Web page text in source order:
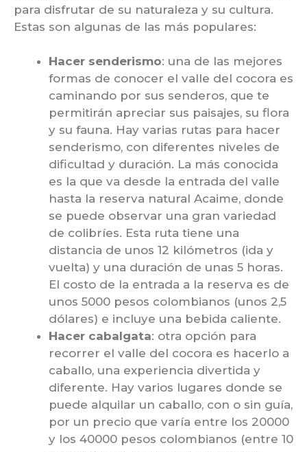
para disfrutar de su naturaleza y su cultura.
Estas son algunas de las más populares:
Hacer senderismo: una de las mejores
formas de conocer el valle del cocora es
caminando por sus senderos, que te
permitirán apreciar sus paisajes, su flora
y su fauna. Hay varias rutas para hacer
senderismo, con diferentes niveles de
dificultad y duración. La más conocida
es la que va desde la entrada del valle
hasta la reserva natural Acaime, donde
se puede observar una gran variedad
de colibríes. Esta ruta tiene una
distancia de unos 12 kilómetros (ida y
vuelta) y una duración de unas 5 horas.
El costo de la entrada a la reserva es de
unos 5000 pesos colombianos (unos 2,5
dólares) e incluye una bebida caliente.
Hacer cabalgata: otra opción para
recorrer el valle del cocora es hacerlo a
caballo, una experiencia divertida y
diferente. Hay varios lugares donde se
puede alquilar un caballo, con o sin guía,
por un precio que varía entre los 20000
y los 40000 pesos colombianos (entre 10